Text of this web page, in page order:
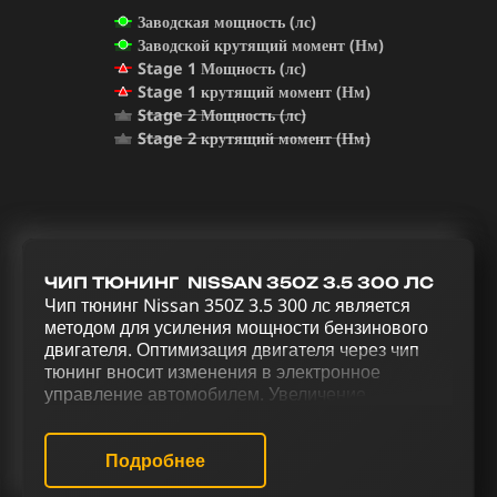
Заводская мощность (лс)
Заводской крутящий момент (Нм)
Stage 1 Мощность (лс)
Stage 1 крутящий момент (Нм)
Stage 2 Мощность (лс)
Stage 2 крутящий момент (Нм)
ЧИП ТЮНИНГ NISSAN 350Z 3.5 300 ЛС
Чип тюнинг Nissan 350Z 3.5 300 лс является
методом для усиления мощности бензинового
двигателя. Оптимизация двигателя через чип
тюнинг вносит изменения в электронное
управление автомобилем. Увеличение
3.5 300 лс достигается благодаря тюнинговому
комплексу, который предусматривает чип тюнинг
(stage 1 и stage 2), удаление катализатора
Подробнее